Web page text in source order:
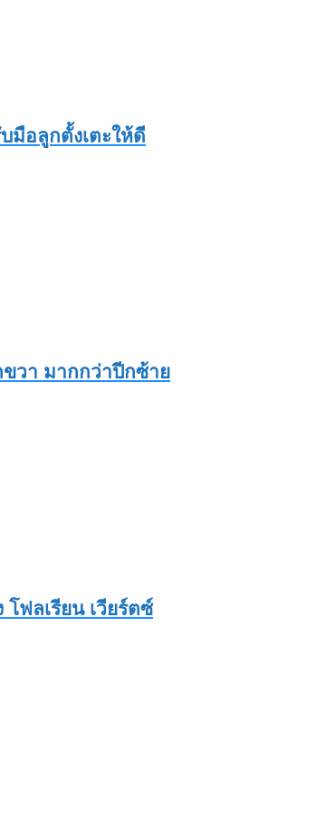
มือลูกตั้งเตะให้ดี
ขวา มากกว่าปีกซ้าย
ฟลเรียน เวียร์ตซ์